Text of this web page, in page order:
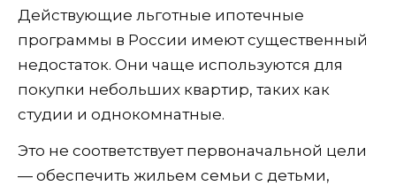
Действующие льготные ипотечные
программы в России имеют существенный
недостаток. Они чаще используются для
покупки небольших квартир, таких как
студии и однокомнатные.
Это не соответствует первоначальной цели
— обеспечить жильем семьи с детьми,